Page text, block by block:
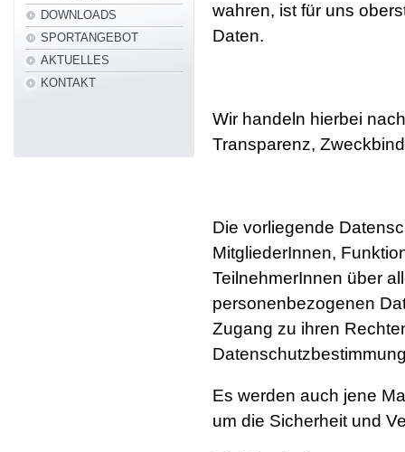
wahren, ist für uns
Daten.
Wir handeln hierbei
Transparenz,
Die vorliegende
MitgliederInnen,
TeilnehmerInnen über
personenbezogenen
Zugang zu ihren
Es werden auch jene
um die Sicherheit und
DOWNLOADS
SPORTANGEBOT
AKTUELLES
KONTAKT